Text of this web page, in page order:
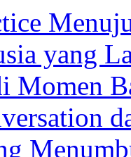
yang
Momen